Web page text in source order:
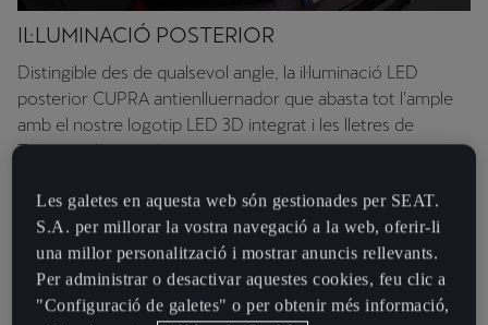
IL·LUMINACIÓ POSTERIOR
Distingible des de qualsevol angle, la il·luminació LED
posterior CUPRA antienlluernador que abasta tot l'ample
amb el nostre logotip LED 3D integrat i les lletres de
Terramar il·luminades.
DESCOBREIX MÉS DETALLS SOBRE
EL NOU CUPRA TERRAMAR
Les galetes en aquesta web són gestionades per SEAT.
S.A. per millorar la vostra navegació a la web, oferir-li
una millor personalització i mostrar anuncis rellevants.
Per administrar o desactivar aquestes cookies, feu clic a
"Configuració de galetes" o per obtenir més informació,